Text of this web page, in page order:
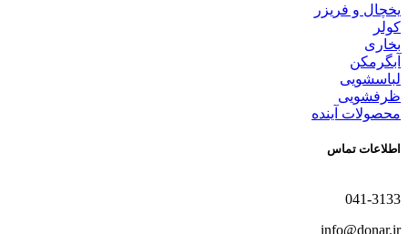
یخچال و فریزر
کولر
بخاری
آبگرمکن
لباسشویی
ظرفشویی
محصولات آینده
اطلاعات تماس
041-3133
info@donar.ir